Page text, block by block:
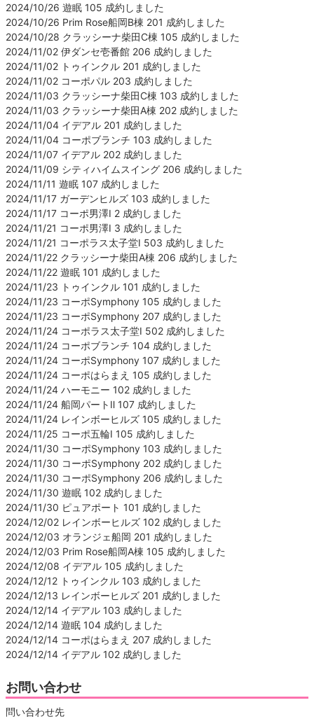
2024/10/26 遊眠 105 成約しました
2024/10/26 Prim Rose船岡B棟 201 成約しました
2024/10/28 クラッシーナ柴田C棟 105 成約しました
2024/11/02 伊ダンセ壱番館 206 成約しました
2024/11/02 トゥインクル 201 成約しました
2024/11/02 コーポパル 203 成約しました
2024/11/03 クラッシーナ柴田C棟 103 成約しました
2024/11/03 クラッシーナ柴田A棟 202 成約しました
2024/11/04 イデアル 201 成約しました
2024/11/04 コーポブランチ 103 成約しました
2024/11/07 イデアル 202 成約しました
2024/11/09 シティハイムスイング 206 成約しました
2024/11/11 遊眠 107 成約しました
2024/11/17 ガーデンヒルズ 103 成約しました
2024/11/17 コーポ男澤Ⅰ 2 成約しました
2024/11/21 コーポ男澤Ⅰ 3 成約しました
2024/11/21 コーポラス太子堂Ⅰ 503 成約しました
2024/11/22 クラッシーナ柴田A棟 206 成約しました
2024/11/22 遊眠 101 成約しました
2024/11/23 トゥインクル 101 成約しました
2024/11/23 コーポSymphony 105 成約しました
2024/11/23 コーポSymphony 207 成約しました
2024/11/24 コーポラス太子堂Ⅰ 502 成約しました
2024/11/24 コーポブランチ 104 成約しました
2024/11/24 コーポSymphony 107 成約しました
2024/11/24 コーポはらまえ 105 成約しました
2024/11/24 ハーモニー 102 成約しました
2024/11/24 船岡パートⅡ 107 成約しました
2024/11/24 レインボーヒルズ 105 成約しました
2024/11/25 コーポ五輪Ⅰ 105 成約しました
2024/11/30 コーポSymphony 103 成約しました
2024/11/30 コーポSymphony 202 成約しました
2024/11/30 コーポSymphony 206 成約しました
2024/11/30 遊眠 102 成約しました
2024/11/30 ピュアポート 101 成約しました
2024/12/02 レインボーヒルズ 102 成約しました
2024/12/03 オランジェ船岡 201 成約しました
2024/12/03 Prim Rose船岡A棟 105 成約しました
2024/12/08 イデアル 105 成約しました
2024/12/12 トゥインクル 103 成約しました
2024/12/13 レインボーヒルズ 201 成約しました
2024/12/14 イデアル 103 成約しました
2024/12/14 遊眠 104 成約しました
2024/12/14 コーポはらまえ 207 成約しました
2024/12/14 イデアル 102 成約しました
お問い合わせ
問い合わせ先